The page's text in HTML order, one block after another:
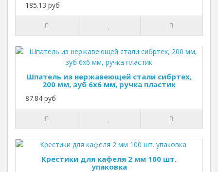
185.13 руб
Шпатель из нержавеющей стали сибртех,
200 мм, зуб 6х6 мм, ручка пластик
87.84 руб
Крестики для кафеля 2 мм 100 шт.
упаковка